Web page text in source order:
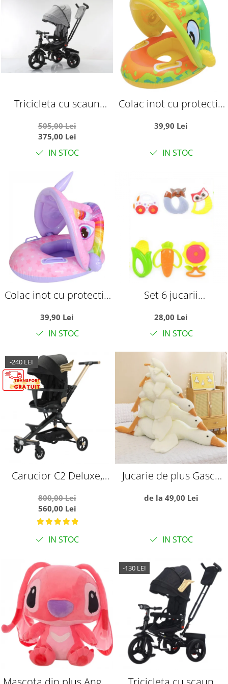
Tricicleta cu scaun
somn, SL02 - Gri
505,00 Lei
375,00 Lei
IN STOC
Colac inot cu protectie
galben
39,90 Lei
IN STOC
Colac inot cu protectie
39,90 Lei
IN STOC
Set 6 jucarii
suprafete moi siliconate
pentru dentitia
bebelusilor
28,00 Lei
IN STOC
-240 LEI
Carucior C2 Deluxe,
lumini si muzica, Negru
cu flori
800,00 Lei
560,00 Lei
IN STOC
Jucarie de plus Gasca
de la 49,00 Lei
IN STOC
-130 LEI